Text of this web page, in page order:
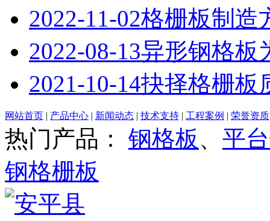
2022-11-02格栅板制造
2022-08-13异形钢格板
2021-10-14抉择格栅板
网站首页 | 产品中心 | 新闻动态 | 技术支持 | 工程案例 | 荣誉资质
热门产品： 钢格板 、 平
钢格栅板